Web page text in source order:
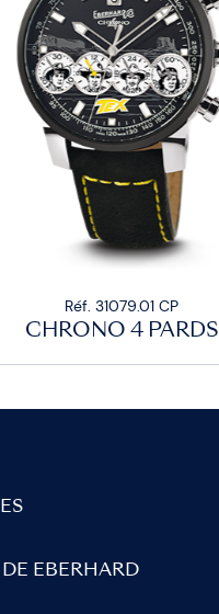
Réf. 31079.01 CP
CHRONO 4 PARDS
EBERHARD